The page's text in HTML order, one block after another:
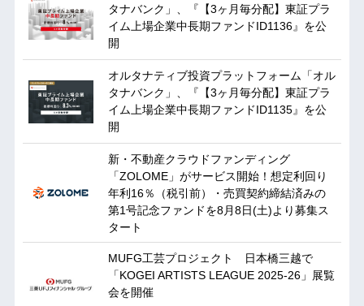
タナバンク」、『【3ヶ月毎分配】東証プラ
イム上場企業中長期ファンドID1136』を公
開
オルタナティブ投資プラットフォーム「オル
タナバンク」、『【3ヶ月毎分配】東証プラ
イム上場企業中長期ファンドID1135』を公
開
新・不動産クラウドファンディング
「ZOLOME」がサービス開始！想定利回り
年利16％（税引前）・売買契約締結済みの
第1号記念ファンドを8月8日(土)より募集ス
タート
MUFG工芸プロジェクト 日本橋三越で
「KOGEI ARTISTS LEAGUE 2025-26」展覧
会を開催